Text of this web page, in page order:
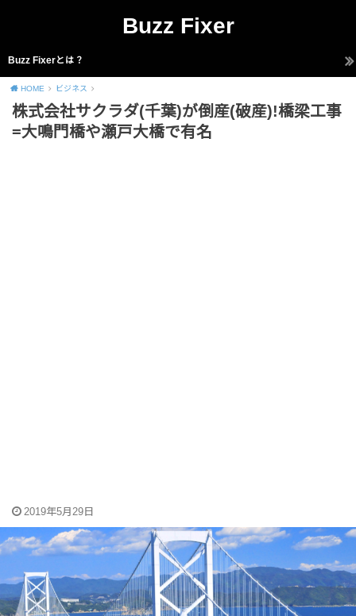
Buzz Fixer
Buzz Fixerとは？
HOME ビジネス
株式会社サクラダ(千葉)が倒産(破産)!橋梁工事
=大鳴門橋や瀬戸大橋で有名
2019年5月29日